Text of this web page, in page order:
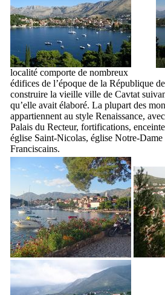
localité comporte de nombreux
édifices de l’époque de la République
construire la vieille ville de Cavtat
qu’elle avait élaboré. La plupart des
appartiennent au style Renaissance,
Palais du Recteur, fortifications,
église Saint-Nicolas, église Notre-Dame
Franciscains.